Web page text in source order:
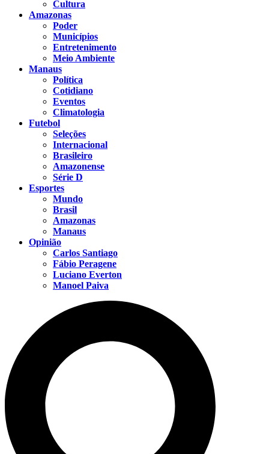
Cultura
Amazonas
Poder
Municípios
Entretenimento
Meio Ambiente
Manaus
Política
Cotidiano
Eventos
Climatologia
Futebol
Seleções
Internacional
Brasileiro
Amazonense
Série D
Esportes
Mundo
Brasil
Amazonas
Manaus
Opinião
Carlos Santiago
Fábio Peragene
Luciano Everton
Manoel Paiva